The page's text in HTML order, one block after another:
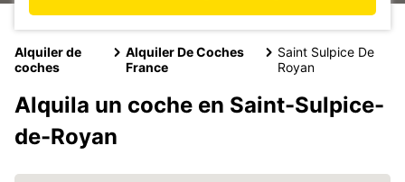
Alquiler de
coches
Alquiler De Coches
France
Saint Sulpice De
Royan
Alquila un coche en Saint-Sulpice-
de-Royan